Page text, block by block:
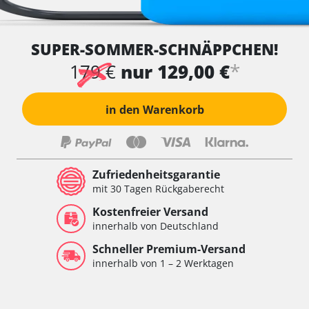
SUPER-SOMMER-SCHNÄPPCHEN!
179 € nur 129,00 €*
in den Warenkorb
Zufriedenheitsgarantie
mit 30 Tagen Rückgaberecht
Kostenfreier Versand
innerhalb von Deutschland
Schneller Premium-Versand
innerhalb von 1 – 2 Werktagen